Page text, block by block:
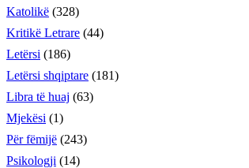
Katolikë (328)
Kritikë Letrare (44)
Letërsi (186)
Letërsi shqiptare (181)
Libra të huaj (63)
Mjekësi (1)
Për fëmijë (243)
Psikologji (14)